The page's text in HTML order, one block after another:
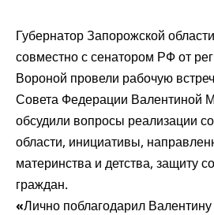
Губернатор Запорожской
совместно с сенатором РФ от
Вороной провели рабочую
Совета Федерации Валентиной
обсудили вопросы реализации
области, инициативы,
материнства и детства, защиту
граждан.
«Лично поблагодарил